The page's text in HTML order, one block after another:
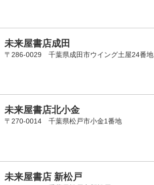
未来屋書店成田
〒286-0029 千葉県成田市ウイング土屋24番地
未来屋書店北小金
〒270-0014 千葉県松戸市小金1番地
未来屋書店 新松戸